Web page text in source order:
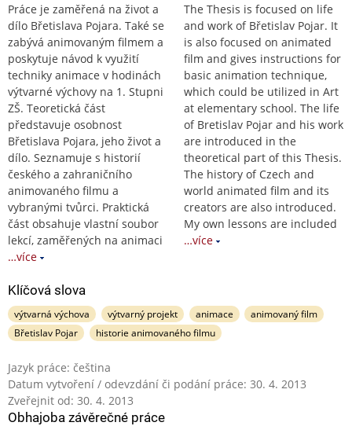
Práce je zaměřená na život a
dílo Břetislava Pojara. Také se
zabývá animovaným filmem a
poskytuje návod k využití
techniky animace v hodinách
výtvarné výchovy na 1. Stupni
ZŠ. Teoretická část
představuje osobnost
Břetislava Pojara, jeho život a
dílo. Seznamuje s historií
českého a zahraničního
animovaného filmu a
vybranými tvůrci. Praktická
část obsahuje vlastní soubor
lekcí, zaměřených na animaci
…více
The Thesis is focused on life
and work of Břetislav Pojar. It
is also focused on animated
film and gives instructions for
basic animation technique,
which could be utilized in Art
at elementary school. The life
of Bretislav Pojar and his work
are introduced in the
theoretical part of this Thesis.
The history of Czech and
world animated film and its
creators are also introduced.
My own lessons are included
…více
Klíčová slova
výtvarná výchova výtvarný projekt animace
animovaný film
Břetislav Pojar
historie animovaného filmu
Jazyk práce: čeština
Datum vytvoření / odevzdání či podání práce: 30. 4. 2013
Zveřejnit od: 30. 4. 2013
Obhajoba závěrečné práce